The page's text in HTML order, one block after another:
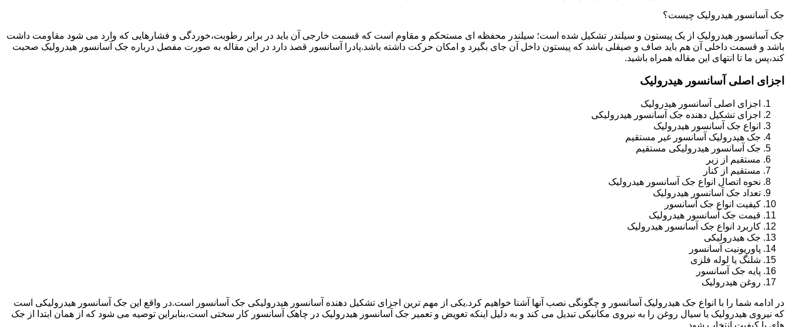
جک آسانسور هیدرولیک چیست؟
جک آسانسور هیدرولیک از یک پیستون و سیلندر تشکیل شده است؛ سیلندر محفظه ای مستحکم و مقاوم است که قسمت خارجی آن باید در برابر رطوبت،خوردگی و فشارهایی که وارد می شود مقاومت داشت
باشد و قسمت داخلی آن هم باید صاف و صیقلی باشد که پیستون داخل آن جای بگیرد و امکان حرکت داشته باشد.پادرا آسانسور قصد دارد در این مقاله به صورت مفصل درباره جک آسانسور هیدرولیک صحبت
کند،پس ما تا انتهای این مقاله همراه باشید.
اجزای اصلی آسانسور هیدرولیک
اجزای اصلی آسانسور هیدرولیک
اجزای تشکیل دهنده جک آسانسور هیدرولیکی
انواع جک آسانسور هیدرولیک
جک هیدرولیک آسانسور غیر مستقیم
جک آسانسور هیدرولیکی مستقیم
مستقیم از زیر
مستقیم از کنار
نحوه اتصال انواع جک آسانسور هیدرولیک
تعداد جک آسانسور هیدرولیک
کیفیت انواع جک آسانسور
قیمت جک آسانسور هیدرولیک
کاربرد انواع جک آسانسور هیدرولیک
جک هیدرولیکی
پاوریونیت آسانسور
شلنگ یا لوله فلزی
پایه جک آسانسور
روغن هیدرولیک
در ادامه شما را با انواع جک هیدرولیک آسانسور و چگونگی نصب آنها آشنا خواهیم کرد.یکی از مهم ترین اجزای تشکیل دهنده آسانسور هیدرولیکی جک آسانسور است.در واقع این جک آسانسور هیدرولیکی است
که نیروی هیدرولیک یا سیال روغن را به نیروی مکانیکی تبدیل می کند و به دلیل اینکه تعویض و تعمیر جک آسانسور هیدرولیک در چاهک آسانسور کار سختی است،بنابراین توصیه می شود که از همان ابتدا از جک